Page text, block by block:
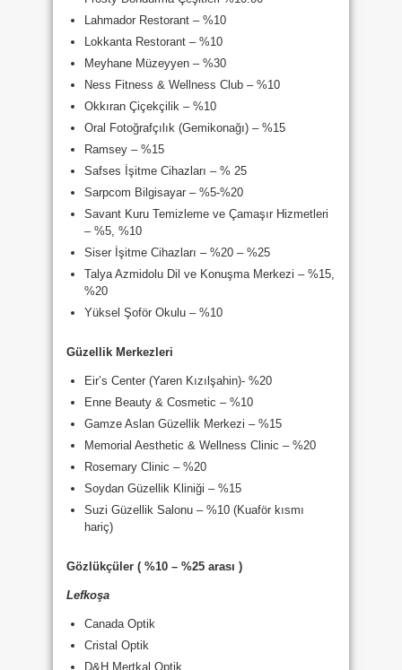
Lahmador Restorant – %10
Lokkanta Restorant – %10
Meyhane Müzeyyen – %30
Ness Fitness & Wellness Club – %10
Okkıran Çiçekçilik – %10
Oral Fotoğrafçılık (Gemikonağı) – %15
Ramsey – %15
Safses İşitme Cihazları – % 25
Sarpcom Bilgisayar – %5-%20
Savant Kuru Temizleme ve Çamaşır Hizmetleri
– %5, %10
Siser İşitme Cihazları – %20 – %25
Talya Azmidolu Dil ve Konuşma Merkezi – %15,
%20
Yüksel Şoför Okulu – %10
Güzellik Merkezleri
Eir’s Center (Yaren Kızılşahin)- %20
Enne Beauty & Cosmetic – %10
Gamze Aslan Güzellik Merkezi – %15
Memorial Aesthetic & Wellness Clinic – %20
Rosemary Clinic – %20
Soydan Güzellik Kliniği – %15
Suzi Güzellik Salonu – %10 (Kuaför kısmı
hariç)
Gözlükçüler ( %10 – %25 arası )
Lefkoşa
Canada Optik
Cristal Optik
D&H Mertkal Optik